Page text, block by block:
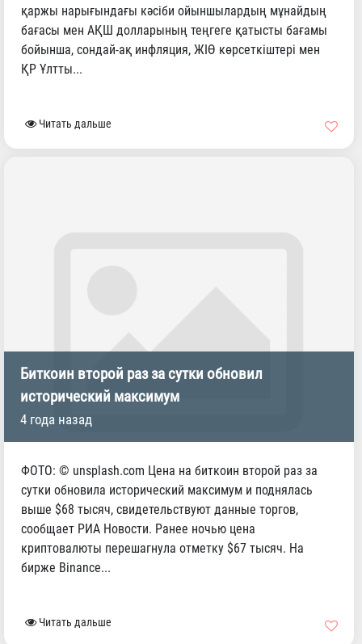
қаржы нарығындағы кәсіби ойыншылардың мұнайдың
бағасы мен АҚШ долларының теңгеге қатысты бағамы
бойынша, сондай-ақ инфляция, ЖІӨ көрсеткіштері мен
ҚР Ұлтты...
Читать дальше
Биткоин второй раз за сутки обновил
исторический максимум
4 года назад
ФОТО: © unsplash.com Цена на биткоин второй раз за
сутки обновила исторический максимум и поднялась
выше $68 тысяч, свидетельствуют данные торгов,
сообщает РИА Новости. Ранее ночью цена
криптовалюты перешагнула отметку $67 тысяч. На
бирже Binance...
Читать дальше